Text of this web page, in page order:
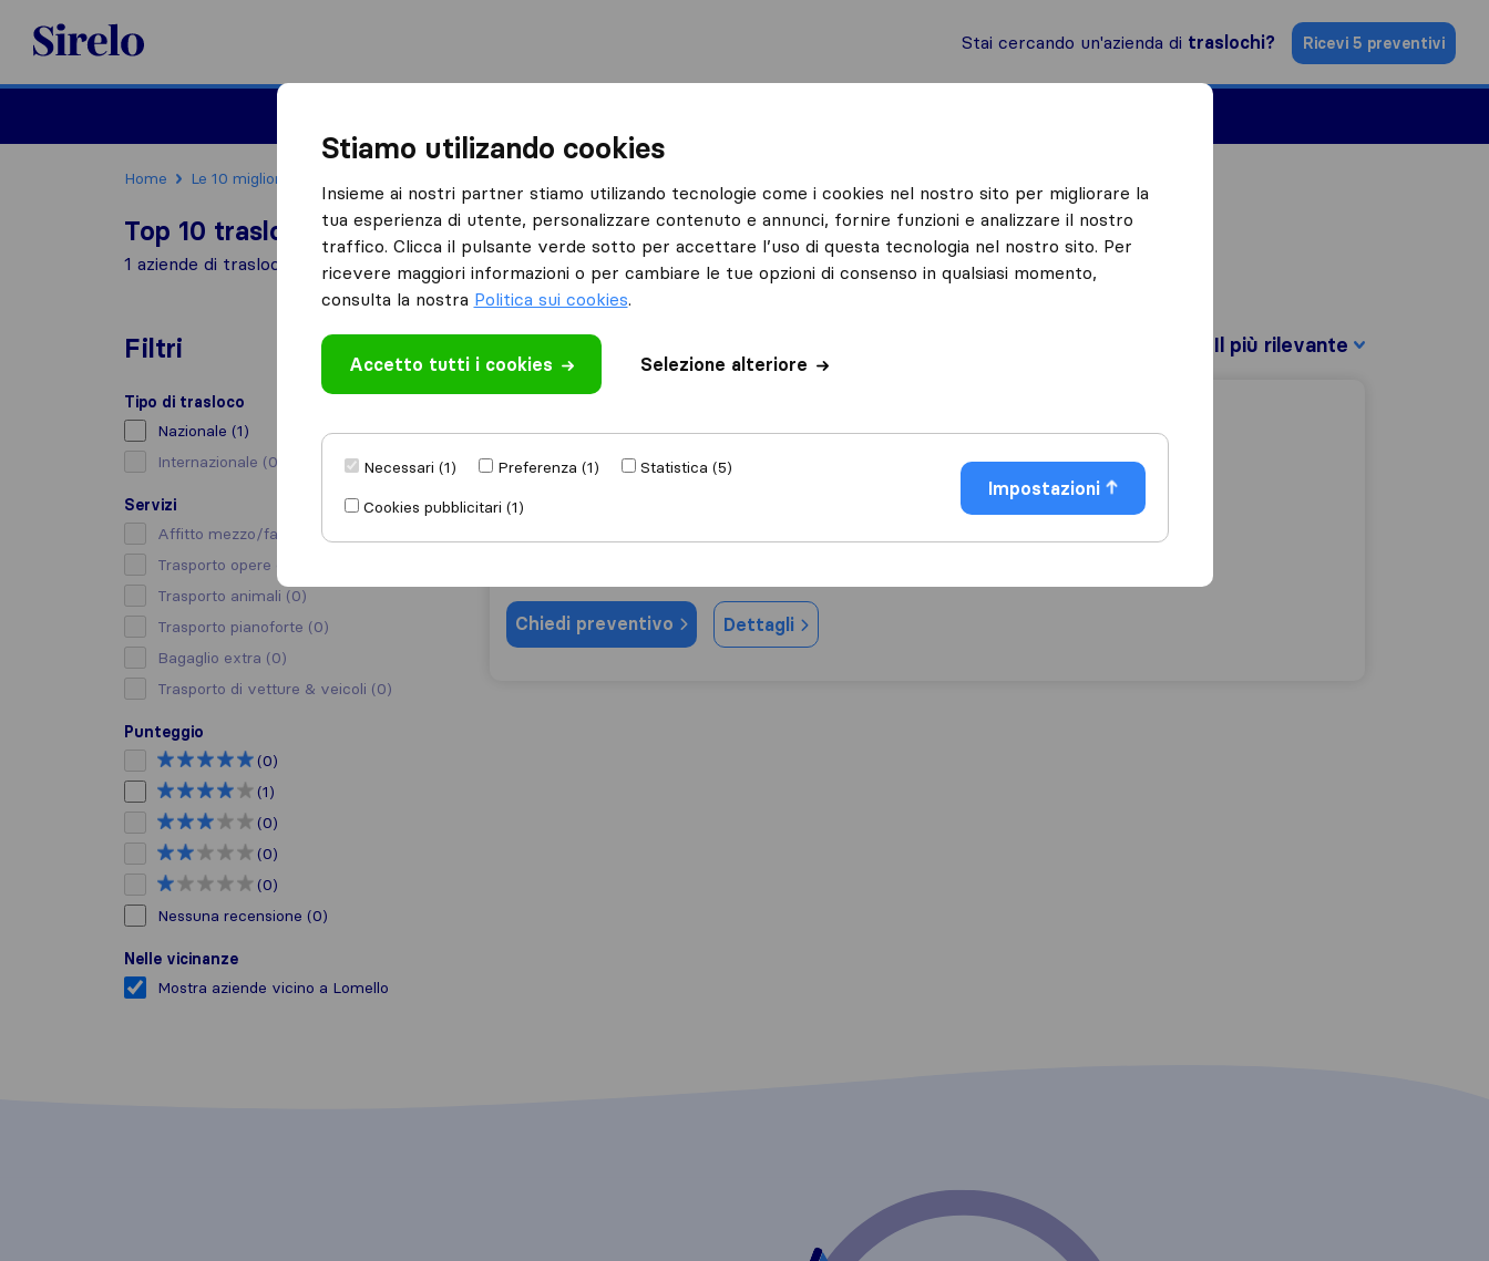
Sirelo.it
Stai cercando un'azienda di traslochi? Ricevi 5 preventivi
Home Le 10 migliori aziende di traslochi in Italia
Top 10 traslocatori a Lomello
1 aziende di traslochi trovate a Lomello
Filtri
Tipo di trasloco
Nazionale (1)
Internazionale (0)
Servizi
Affitto mezzo/facchino
Trasporto opere d’arte
Trasporto animali (0)
Trasporto pianoforte (0)
Bagaglio extra (0)
Trasporto di vetture & veicoli (0)
Punteggio
(0)
(1)
(0)
(0)
(0)
Nessuna recensione (0)
Nelle vicinanze
Mostra aziende vicino a Lomello
8,6
Traslochi la longobarda Pavia Novara Vigevano
Chiedi preventivo Dettagli
Stiamo utilizando cookies
Insieme ai nostri partner stiamo utilizando tecnologie come i cookies nel nostro sito per migliorare la
tua esperienza di utente, personalizzare contenuto e annunci, fornire funzioni e analizzare il nostro
traffico. Clicca il pulsante verde sotto per accettare l’uso di questa tecnologia nel nostro sito. Per
ricevere maggiori informazioni o per cambiare le tue opzioni di consenso in qualsiasi momento,
consulta la nostra Politica sui cookies.
Accetto tutti i cookies Selezione alteriore
Necessari (1) Preferenza (1)
Statistica (5)
Cookies pubblicitari (1)
Impostazioni